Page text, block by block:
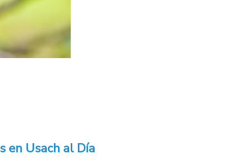
en Usach al Día